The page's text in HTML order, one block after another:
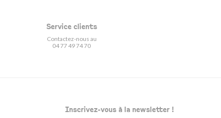
Service clients
Contactez-nous au
04 77 49 74 70
Inscrivez-vous à la newsletter !